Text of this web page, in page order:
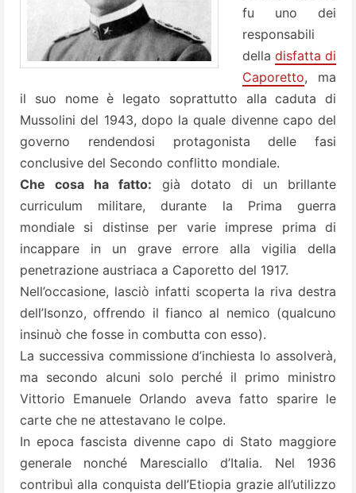
fu uno dei
responsabili
della disfatta di
Caporetto, ma
il suo nome è legato soprattutto alla caduta di
Mussolini del 1943, dopo la quale divenne capo del
governo rendendosi protagonista delle fasi
conclusive del Secondo conflitto mondiale.
Che cosa ha fatto: già dotato di un brillante
curriculum militare, durante la Prima guerra
mondiale si distinse per varie imprese prima di
incappare in un grave errore alla vigilia della
penetrazione austriaca a Caporetto del 1917.
Nell’occasione, lasciò infatti scoperta la riva destra
dell’Isonzo, offrendo il fianco al nemico (qualcuno
insinuò che fosse in combutta con esso).
La successiva commissione d’inchiesta lo assolverà,
ma secondo alcuni solo perché il primo ministro
Vittorio Emanuele Orlando aveva fatto sparire le
carte che ne attestavano le colpe.
In epoca fascista divenne capo di Stato maggiore
generale nonché Maresciallo d’Italia. Nel 1936
contribuì alla conquista dell’Etiopia grazie all’utilizzo